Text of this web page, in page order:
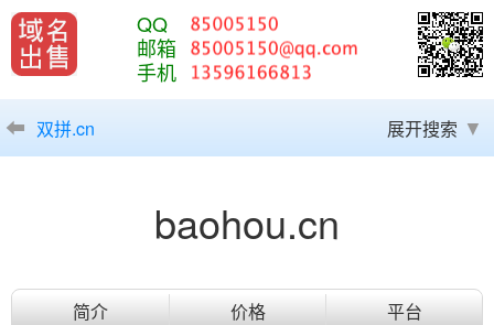
QQ
邮箱
手机
双拼.cn 展开搜索
baohou.cn
简介 价格
平台